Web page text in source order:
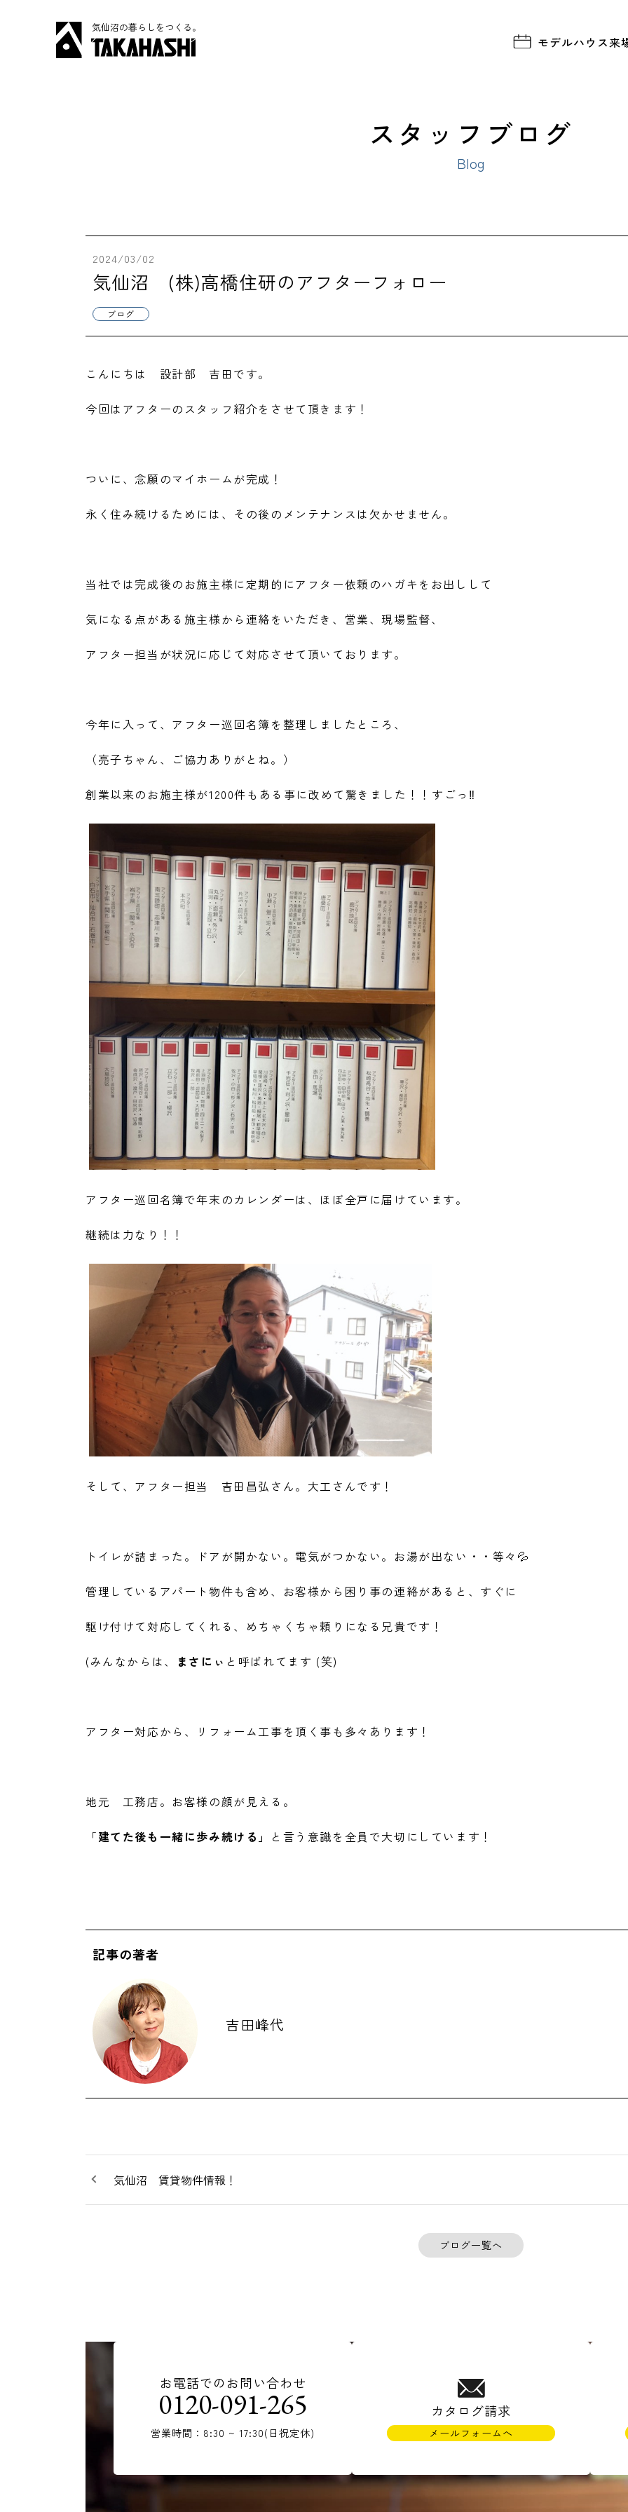
気仙沼の暮らしをつくる。
モデルハウス来
スタッフブログ
Blog
2024/03/02
気仙沼 (株)高橋住研のアフターフォロー
ブログ
こんにちは 設計部 吉田です。
今回はアフターのスタッフ紹介をさせて頂きます！
ついに、念願のマイホームが完成！
永く住み続けるためには、その後のメンテナンスは欠かせません。
当社では完成後のお施主様に定期的にアフター依頼のハガキをお出しして
気になる点がある施主様から連絡をいただき、営業、現場監督、
アフター担当が状況に応じて対応させて頂いております。
今年に入って、アフター巡回名簿を整理しましたところ、
（亮子ちゃん、ご協力ありがとね。）
創業以来のお施主様が1200件もある事に改めて驚きました！！すごっ‼
アフター巡回名簿で年末のカレンダーは、ほぼ全戸に届けています。
継続は力なり！！
そして、アフター担当 吉田昌弘さん。大工さんです！
トイレが詰まった。ドアが開かない。電気がつかない。お湯が出ない・・等々💦
管理しているアパート物件も含め、お客様から困り事の連絡があると、すぐに
駆け付けて対応してくれる、めちゃくちゃ頼りになる兄貴です！
(みんなからは、 まさにぃ と呼ばれてます (笑)
アフター対応から、リフォーム工事を頂く事も多々あります！
地元 工務店。お客様の顔が見える。
「建てた後も一緒に歩み続ける」 と言う意識を全員で大切にしています！
記事の著者
吉田峰代
気仙沼 賃貸物件情報！
ブログ一覧へ
お電話でのお問い合わせ
0120-091-265
営業時間：8:30 ~ 17:30(日祝定休)
カタログ請求
メールフォームへ